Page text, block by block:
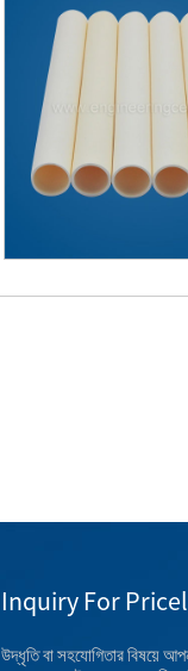
Inquiry For
উদ্ধৃতি বা সহযোগিতার বিষয়ে
মার্চ, 2023 এ সিরামিক